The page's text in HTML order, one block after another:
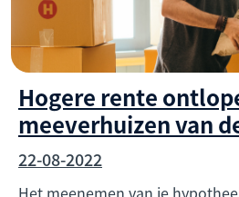
Hogere rente
meeverhuizen van
22-08-2022